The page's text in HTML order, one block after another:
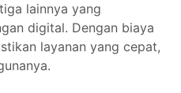
lainnya yang
digital. Dengan biaya
layanan yang cepat,